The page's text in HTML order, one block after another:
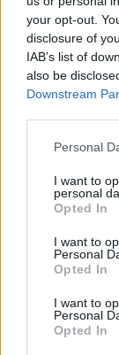
your opt-out.
disclosure of
IAB’s list of
also be
Downstream
Personal
I want to
personal
Opted In
I want to
Personal
Opted In
I want to
Personal
Opted In
Authentic
την